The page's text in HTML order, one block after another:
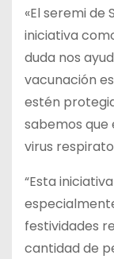
«El seremi de
iniciativa
duda nos
vacunación
estén
sabemos que
virus
“Esta
festividades
cantidad de